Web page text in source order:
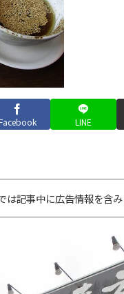
LINE
は記事中に広告情報を含